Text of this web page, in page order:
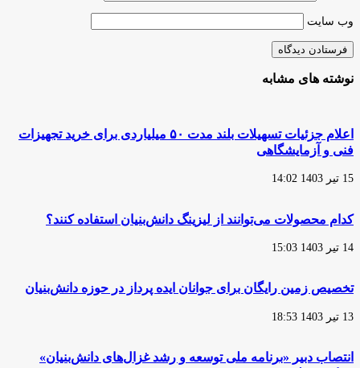
وب‌ سایت
نوشته های مشابه
اعلام جزئیات تسهیلات بلند مدت ۵۰ میلیاردی برای خرید تجهیزات
فنی و آزمایشگاهی
15 تیر 1403 14:02
کدام محصولات می‌توانند از لیزینگ دانش‌بنیان استفاده کنند؟
14 تیر 1403 15:03
تخصیص زمین رایگان برای جوانان ایده پرداز در حوزه دانش‌بنیان
13 تیر 1403 18:53
انتصاب دبیر «برنامه ملی توسعه و رشد غزال‌های دانش‌بنیان»